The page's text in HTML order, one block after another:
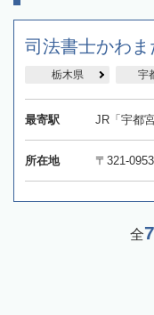
司法書士かわ
栃木県 宇
最寄駅 JR「宇都
所在地 〒321-
全7